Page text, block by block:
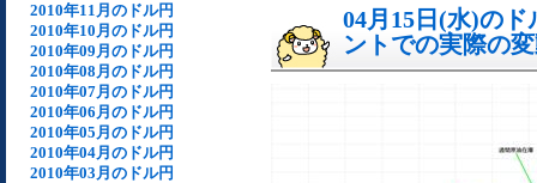
2010年11月のドル円
2010年10月のドル円
2010年09月のドル円
2010年08月のドル円
2010年07月のドル円
2010年06月のドル円
2010年05月のドル円
2010年04月のドル円
2010年03月のドル円
04月15日(水)の
ントでの実際の